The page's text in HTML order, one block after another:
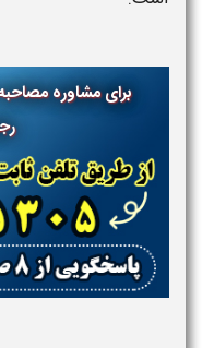
برای مشاوره